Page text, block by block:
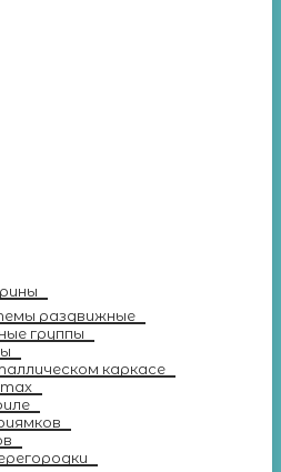
раздвижные
группы
каркасе